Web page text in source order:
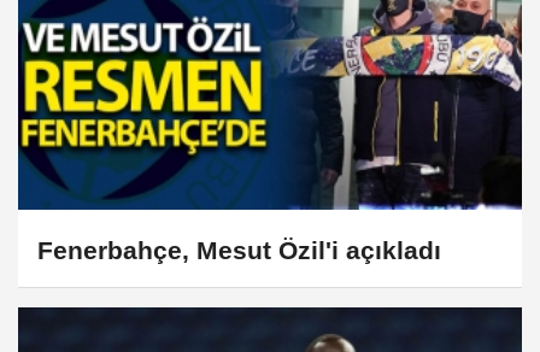
Fenerbahçe, Mesut Özil'i açıkladı